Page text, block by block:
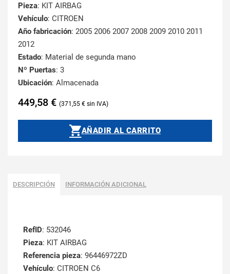
Pieza: KIT AIRBAG
Vehículo: CITROEN
Año fabricación: 2005 2006 2007 2008 2009 2010 2011
2012
Estado: Material de segunda mano
Nº Puertas: 3
Ubicación: Almacenada
449,58 € 371,55 €
AÑADIR AL CARRITO
DESCRIPCIÓN INFORMACIÓN ADICIONAL
RefID: 532046
Pieza: KIT AIRBAG
Referencia pieza: 96446972ZD
Vehículo: CITROEN C6